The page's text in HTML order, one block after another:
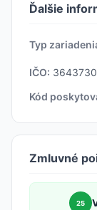
Ďalšie
Typ
IČO:
Kód
Zmluvné
25